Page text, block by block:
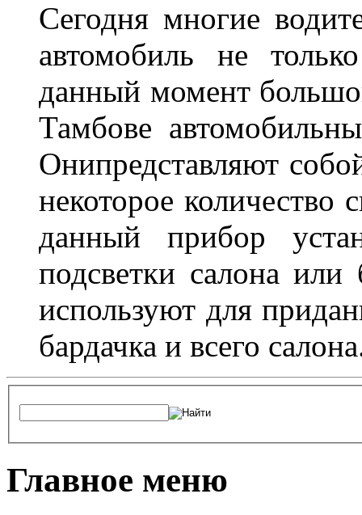
Сегодня многие
автомобиль не
данный момент
Тамбове
Онипредставляют
некоторое количество
данный прибор
подсветки салона
используют для
бардачка и всего
Главное меню